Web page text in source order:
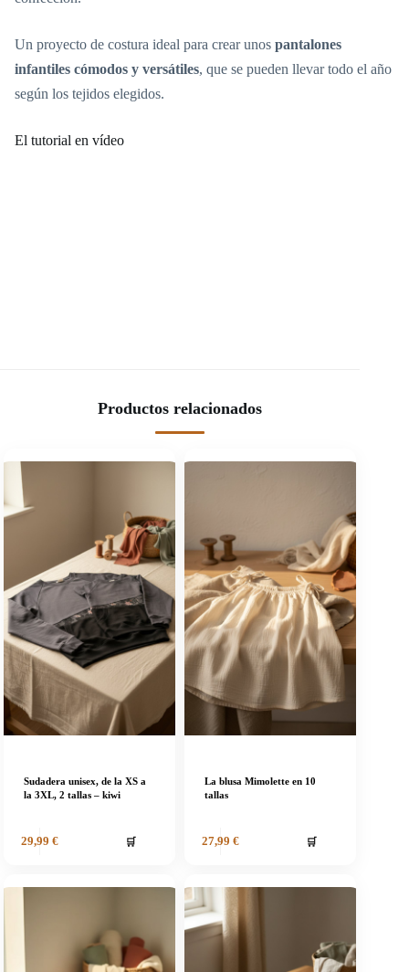
Un proyecto de costura ideal para crear unos pantalones
infantiles cómodos y versátiles, que se pueden llevar todo el año
según los tejidos elegidos.
El tutorial en vídeo
Productos relacionados
Sudadera unisex, de la XS a
la 3XL, 2 tallas – kiwi
29,99 € 🛒
La blusa Mimolette en 10
tallas
27,99 € 🛒